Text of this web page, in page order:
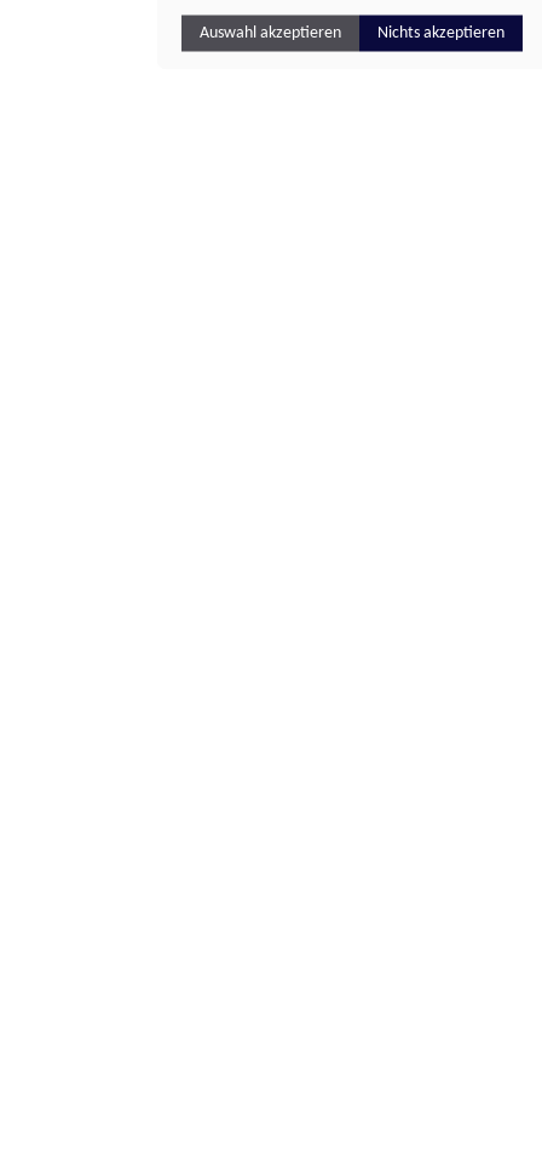
Auswahl akzeptieren Nichts akzeptieren